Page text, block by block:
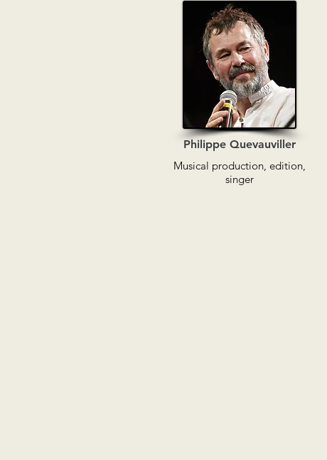
Philippe Quevauviller
Musical production, edition,
singer